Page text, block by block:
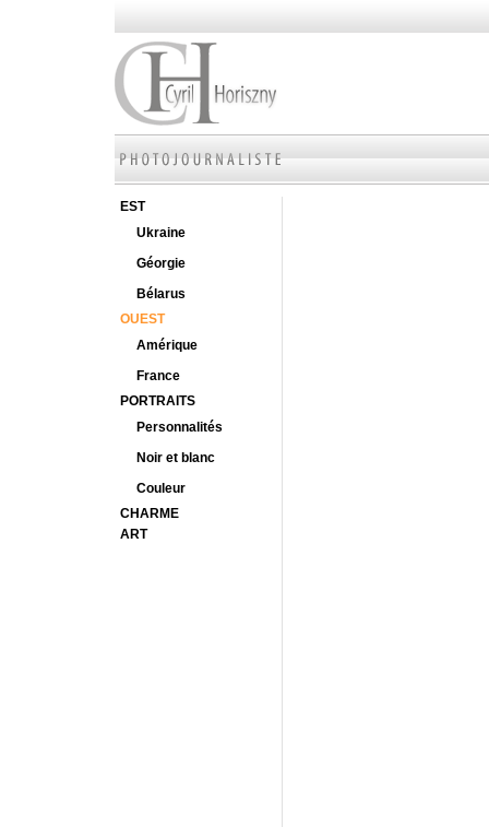
EST
Ukraine
Géorgie
Bélarus
OUEST
Amérique
France
PORTRAITS
Personnalités
Noir et blanc
Couleur
CHARME
ART